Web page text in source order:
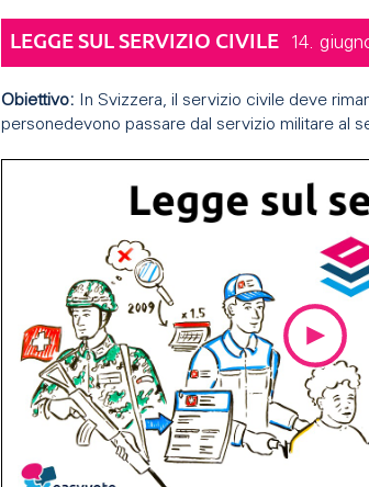
LEGGE SUL SERVIZIO CIVILE 14.
Obiettivo:
In Svizzera, il servizio civile deve
personedevono passare dal servizio militare al